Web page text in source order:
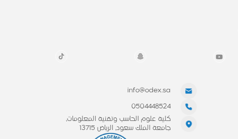
info@odex.sa
0504448524
كلية علوم الحاسب وتقنية المعلومات،
جامعة الملك سعود، الرياض 13715